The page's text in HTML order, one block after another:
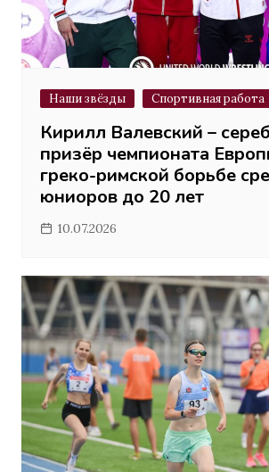
Наши звёзды Спортивная работа
Кирилл Валевский –
призёр чемпионата
греко-римской борьбе
юниоров до 20 лет
10.07.2026